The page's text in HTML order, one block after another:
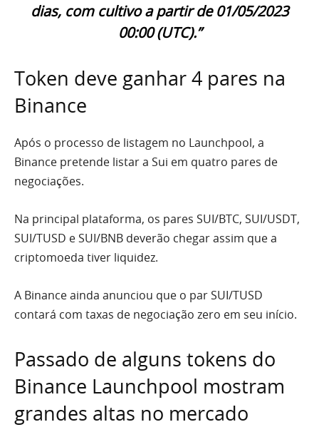
dias, com cultivo a partir de 01/05/2023
00:00 (UTC).”
Token deve ganhar 4 pares na
Binance
Após o processo de listagem no Launchpool, a
Binance pretende listar a Sui em quatro pares de
negociações.
Na principal plataforma, os pares SUI/BTC, SUI/USDT,
SUI/TUSD e SUI/BNB deverão chegar assim que a
criptomoeda tiver liquidez.
A Binance ainda anunciou que o par SUI/TUSD
contará com taxas de negociação zero em seu início.
Passado de alguns tokens do
Binance Launchpool mostram
grandes altas no mercado